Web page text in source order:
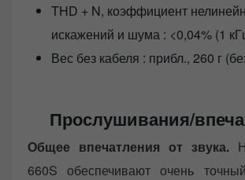
THD + N, коэффициент
искажений и шума : <0,04% (1
Вес без кабеля : прибл., 260 г
Прослушивания/
Общее впечатления от звука.
660S обеспечивают очень